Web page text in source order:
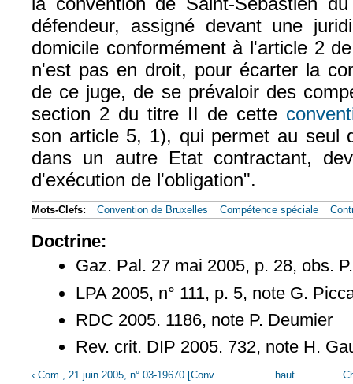
défendeur, assigné devant une
domicile conformément à l'article 2
n'est pas en droit, pour écarter la
de ce juge, de se prévaloir des
section 2 du titre II de cette
son article 5, 1), qui permet au seul
dans un autre Etat contractant,
d'exécution de l'obligation".
Mots-Clefs: Convention de Bruxelles Compétence spéciale
Doctrine:
Gaz. Pal. 27 mai 2005, p. 28, obs.
LPA 2005, n° 111, p. 5, note G.
RDC 2005. 1186, note P. Deumier
Rev. crit. DIP 2005. 732, note H.
‹ Com., 21 juin 2005, n° 03-19670 [Conv.
haut